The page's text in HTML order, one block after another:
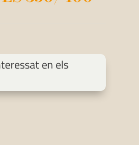
en els